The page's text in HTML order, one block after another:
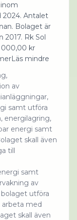
2024. Antalet
Bolaget är
Rk Sol
000,00 kr
mindre
av
samt utföra
energilagring,
energi samt
skall även
till
samt
av
bolaget utföra
med
skall även